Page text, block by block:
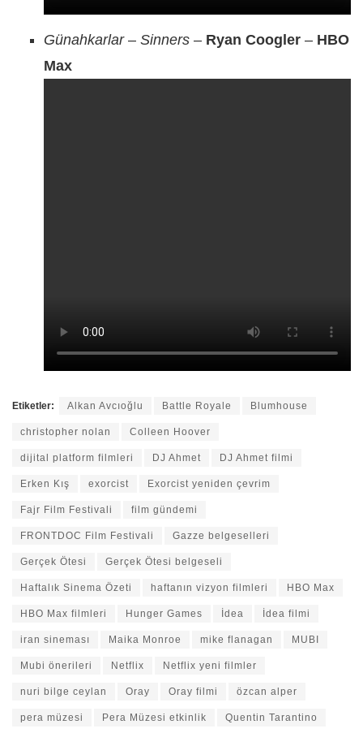
Günahkarlar– Sinners– Ryan Coogler– HBO
Max
Etiketler: Alkan Avcıoğlu Battle Royale Blumhouse
christopher nolan Colleen Hoover
dijital platform filmleri DJ Ahmet DJ Ahmet filmi
Erken Kış exorcist Exorcist yeniden çevrim
Fajr Film Festivali film gündemi
FRONTDOC Film Festivali Gazze belgeselleri
Gerçek Ötesi Gerçek Ötesi belgeseli
Haftalık Sinema Özeti haftanın vizyon filmleri HBO Max
HBO Max filmleri Hunger Games İdea İdea filmi
iran sineması Maika Monroe mike flanagan MUBI
Mubi önerileri Netflix Netflix yeni filmler
nuri bilge ceylan Oray Oray filmi özcan alper
pera müzesi Pera Müzesi etkinlik Quentin Tarantino